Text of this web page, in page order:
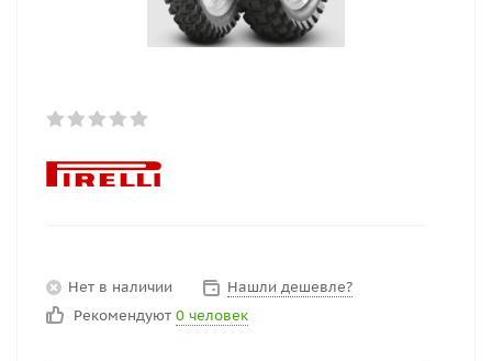
Нет в наличии
Нашли дешевле?
Рекомендуют 0 человек